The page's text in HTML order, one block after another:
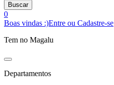
Buscar
0
Boas vindas :)Entre ou Cadastre-se
Tem no Magalu
Departamentos